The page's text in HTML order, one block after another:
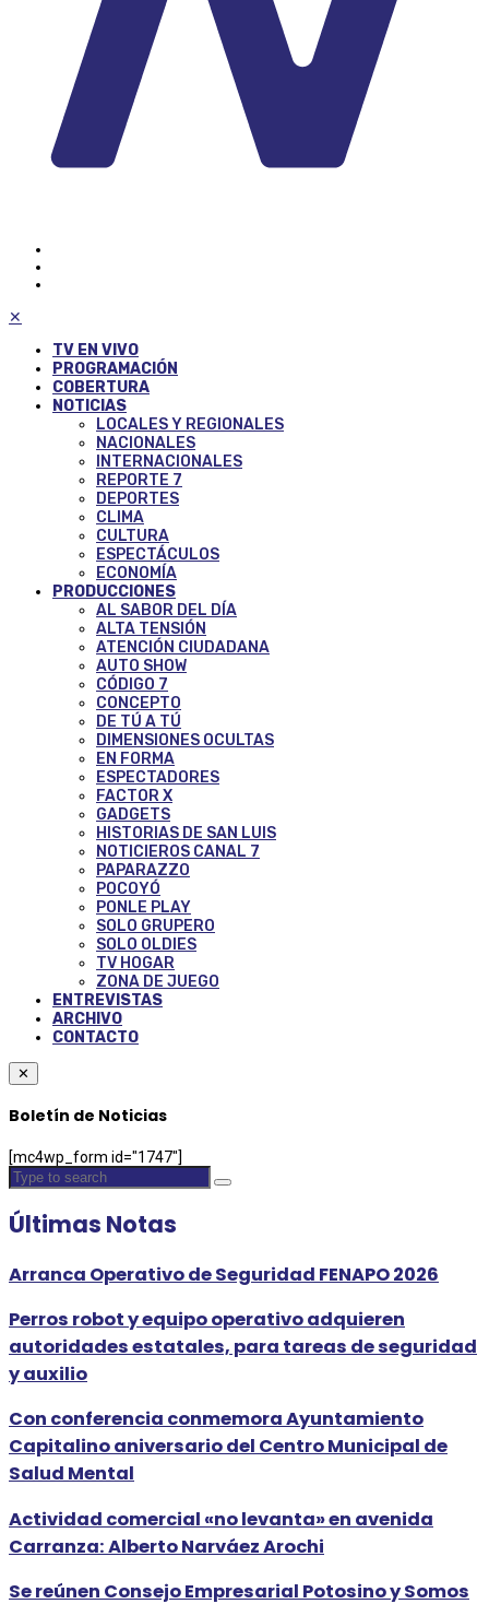
✕
TV EN VIVO
PROGRAMACIÓN
COBERTURA
NOTICIAS
LOCALES Y REGIONALES
NACIONALES
INTERNACIONALES
REPORTE 7
DEPORTES
CLIMA
CULTURA
ESPECTÁCULOS
ECONOMÍA
PRODUCCIONES
AL SABOR DEL DÍA
ALTA TENSIÓN
ATENCIÓN CIUDADANA
AUTO SHOW
CÓDIGO 7
CONCEPTO
DE TÚ A TÚ
DIMENSIONES OCULTAS
EN FORMA
ESPECTADORES
FACTOR X
GADGETS
HISTORIAS DE SAN LUIS
NOTICIEROS CANAL 7
PAPARAZZO
POCOYÓ
PONLE PLAY
SOLO GRUPERO
SOLO OLDIES
TV HOGAR
ZONA DE JUEGO
ENTREVISTAS
ARCHIVO
CONTACTO
✕
Boletín de Noticias
[mc4wp_form id="1747"]
Últimas Notas
Arranca Operativo de Seguridad FENAPO 2026
Perros robot y equipo operativo adquieren
autoridades estatales, para tareas de seguridad
y auxilio
Con conferencia conmemora Ayuntamiento
Capitalino aniversario del Centro Municipal de
Salud Mental
Actividad comercial «no levanta» en avenida
Carranza: Alberto Narváez Arochi
Se reúnen Consejo Empresarial Potosino y Somos